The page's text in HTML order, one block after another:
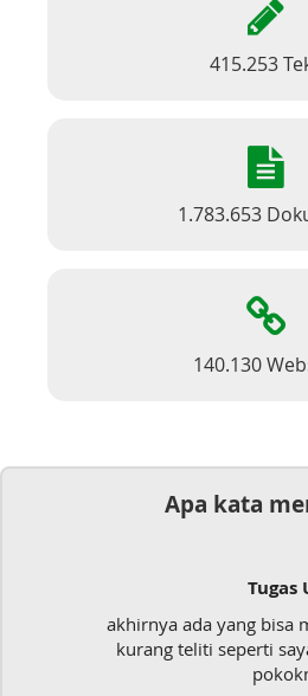
415.253
1.783.653
140.130
Apa kata
Tugas
akhirnya ada yang bisa
kurang teliti seperti